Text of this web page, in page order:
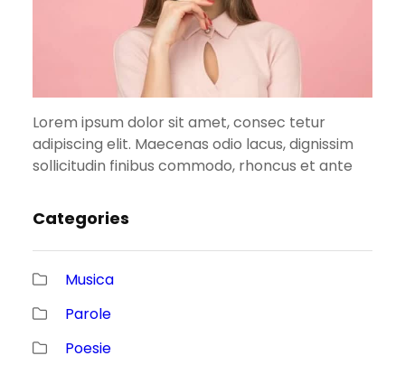
Lorem ipsum dolor sit amet, consec tetur
adipiscing elit. Maecenas odio lacus, dignissim
sollicitudin finibus commodo, rhoncus et ante
Categories
Musica
Parole
Poesie